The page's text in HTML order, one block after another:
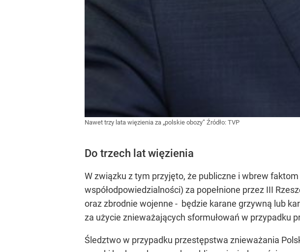
Nawet trzy lata więzienia za „polskie obozy” Źródło: TVP
Do trzech lat więzienia
W związku z tym przyjęto, że publiczne i wbrew
współodpowiedzialności) za popełnione przez III
oraz zbrodnie wojenne - będzie karane grzywną lub
za użycie znieważających sformułowań w przypadku
Śledztwo w przypadku przestępstwa znieważania